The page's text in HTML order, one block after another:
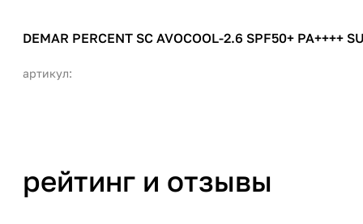
DEMAR PERCENT SC AVOCOOL-2.6 SPF50+
артикул:
рейтинг и отзывы